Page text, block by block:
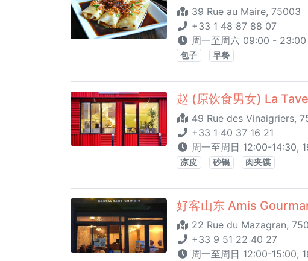
39 Rue au Maire, 75003
+33 1 48 87 88 07
周一至周六 09:00 - 23:00
包子 早餐
赵 (原饮食男女) La
49 Rue des Vinaigriers,
+33 1 40 37 16 21
周一至周日 12:00-14:30,
凉皮 砂锅 肉夹馍
好客山东 Amis
22 Rue du Mazagran,
+33 9 51 22 40 27
周一至周日 12:00-15:00,